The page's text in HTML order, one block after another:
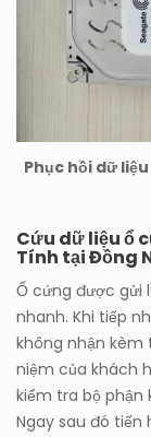
Phục hồi dữ
Cứu dữ liệu ổ
Tính tại Đồng
Ổ cứng được gửi
nhanh. Khi tiếp
không nhận kèm
niệm của khách
kiểm tra bộ phận
Ngay sau đó tiến